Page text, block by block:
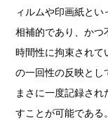
ィルムや印画紙と
相補的であり、かつ
時間性に拘束されて
の一回性の反映とし
まさに一度記録さ
すことが可能である